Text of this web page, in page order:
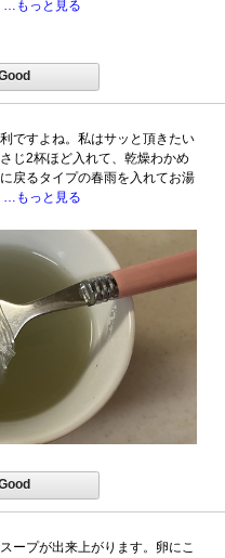
…もっと見る
ですよね。私はサッと頂きたい
じ2杯ほど入れて、乾燥わかめ
戻るタイプの春雨を入れてお湯
…もっと見る
ープが出来上がります。卵にこ